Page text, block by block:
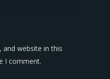
and website in this
I comment.